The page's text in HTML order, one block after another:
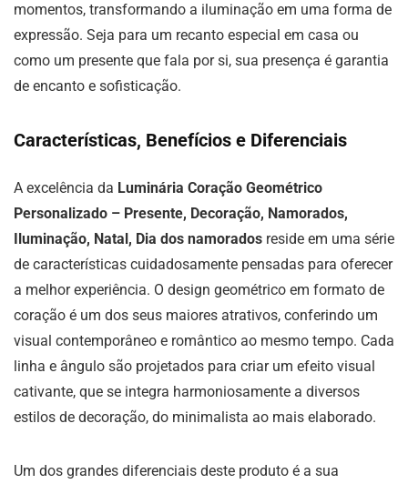
momentos, transformando a iluminação em uma forma de
expressão. Seja para um recanto especial em casa ou
como um presente que fala por si, sua presença é garantia
de encanto e sofisticação.
Características, Benefícios e Diferenciais
A excelência da Luminária Coração Geométrico
Personalizado – Presente, Decoração, Namorados,
Iluminação, Natal, Dia dos namorados reside em uma série
de características cuidadosamente pensadas para oferecer
a melhor experiência. O design geométrico em formato de
coração é um dos seus maiores atrativos, conferindo um
visual contemporâneo e romântico ao mesmo tempo. Cada
linha e ângulo são projetados para criar um efeito visual
cativante, que se integra harmoniosamente a diversos
estilos de decoração, do minimalista ao mais elaborado.
Um dos grandes diferenciais deste produto é a sua